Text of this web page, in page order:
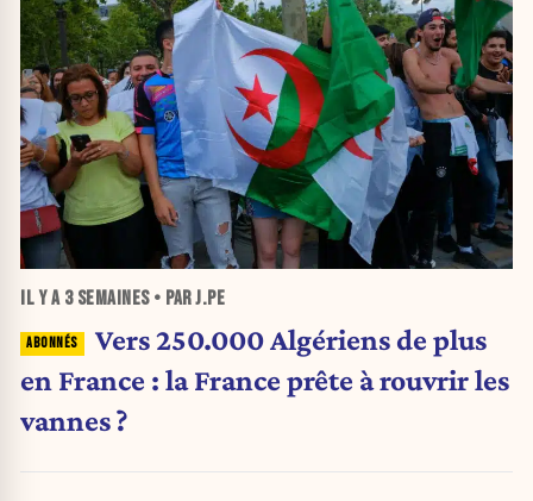
IL Y A 3 SEMAINES• PAR J.PE
Vers 250.000 Algériens de plus
en France : la France prête à rouvrir les
vannes ?